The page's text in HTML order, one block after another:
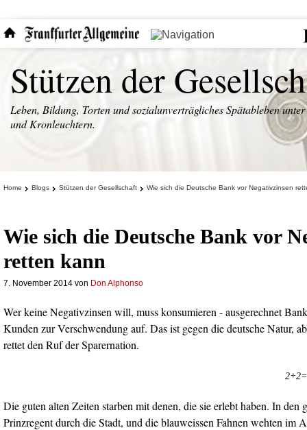
Stützen der
Leben, Bildung, Torten und sozialunverträgliches Spätableben unter
und Kronleuchtern.
Home Blogs Stützen der Gesellschaft Wie sich die Deutsche Bank vor Negativzinsen
Wie sich die Deutsche Bank vor
retten kann
7. November 2014 von Don Alphonso
Wer keine Negativzinsen will, muss konsumieren - ausgerechnet
Kunden zur Verschwendung auf. Das ist gegen die deutsche Natur,
rettet den Ruf der Sparernation.
Die guten alten Zeiten starben mit denen, die sie erlebt haben. In den
Prinzregent durch die Stadt, und die blauweissen Fahnen wehten im